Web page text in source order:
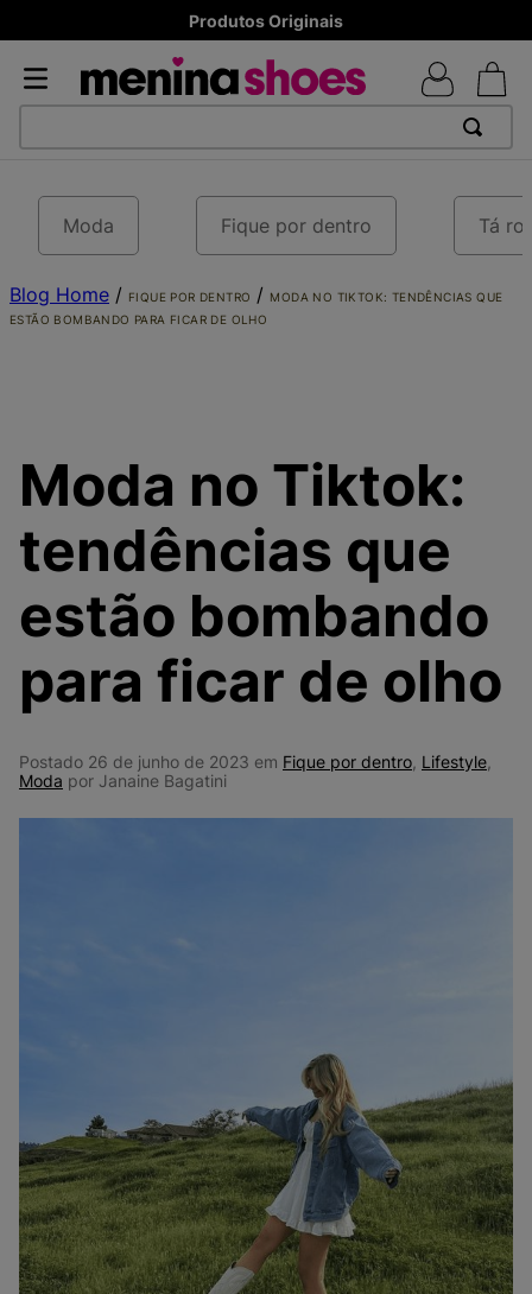
8x sem juros - Parcela mínima R$ 70,00
Moda Fique por dentro Tá
Blog Home / FIQUE POR DENTRO / MODA NO TIKTOK: TENDÊNCIAS QUE
ESTÃO BOMBANDO PARA FICAR DE OLHO
Moda no Tiktok:
tendências que
estão bombando
para ficar de olho
Postado 26 de junho de 2023 em Fique por dentro Lifestyle
Moda por Janaine Bagatini
2º
MELISSAS MINI BABY
3
NEW 9060
MELISSA SLIDE
8º
VANS TÊNIS VANS ULTRARANGE
9º
VEJA COUNTRY